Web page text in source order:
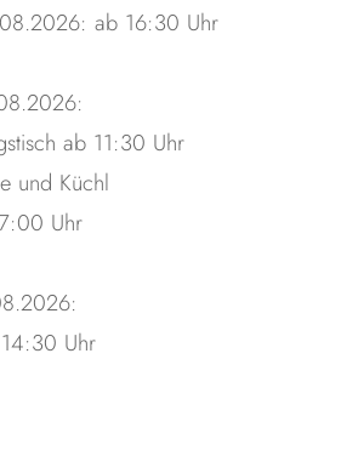
ab 16:30 Uhr
ab 11:30 Uhr
und Küchl
Uhr
Uhr